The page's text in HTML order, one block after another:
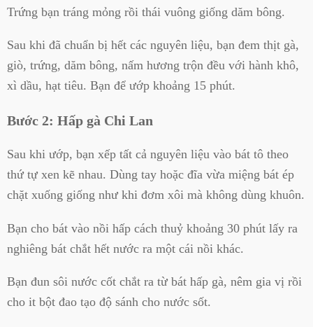
Trứng bạn tráng mỏng rồi thái vuông giống dăm bông.
Sau khi đã chuẩn bị hết các nguyên liệu, bạn đem thịt gà,
giò, trứng, dăm bông, nấm hương trộn đều với hành khô,
xì dầu, hạt tiêu. Bạn để ướp khoảng 15 phút.
Bước 2: Hấp gà Chi Lan
Sau khi ướp, bạn xếp tất cả nguyên liệu vào bát tô theo
thứ tự xen kẽ nhau. Dùng tay hoặc đĩa vừa miệng bát ép
chặt xuống giống như khi đơm xôi mà không dùng khuôn.
Bạn cho bát vào nồi hấp cách thuỷ khoảng 30 phút lấy ra
nghiêng bát chắt hết nước ra một cái nồi khác.
Bạn đun sôi nước cốt chắt ra từ bát hấp gà, nêm gia vị rồi
cho it bột đao tạo độ sánh cho nước sốt.